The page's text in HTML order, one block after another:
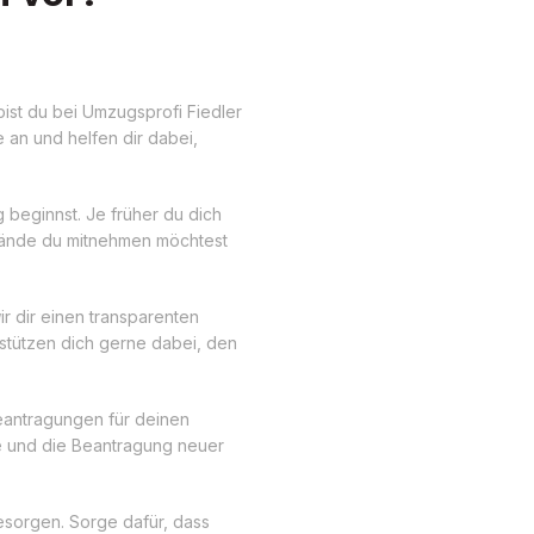
du bei Umzugsprofi Fiedler
und helfen dir dabei,
beginnst. Je früher du dich
du mitnehmen möchtest
dir einen transparenten
dich gerne dabei, den
für deinen
und die Beantragung neuer
Sorge dafür, dass